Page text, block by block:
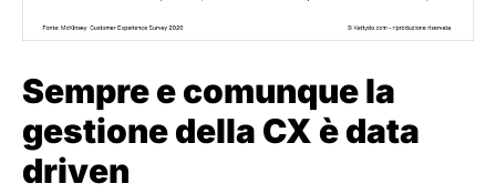
Sempre e comunque la
gestione della CX è data
driven